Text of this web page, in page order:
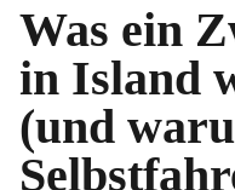
Zeitlich getaktete
Pläne ab KEF
4-6 Stunden:
6-9 Stunden:
Was ein
in Island
(und